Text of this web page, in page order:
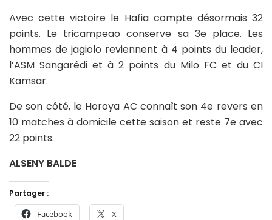
Avec cette victoire le Hafia compte désormais 32
points. Le tricampeao conserve sa 3e place. Les
hommes de jagiolo reviennent à 4 points du leader,
l’ASM Sangarédi et à 2 points du Milo FC et du CI
Kamsar.
De son côté, le Horoya AC connaît son 4e revers en
10 matches à domicile cette saison et reste 7e avec
22 points.
ALSENY BALDE
Partager :
Facebook X